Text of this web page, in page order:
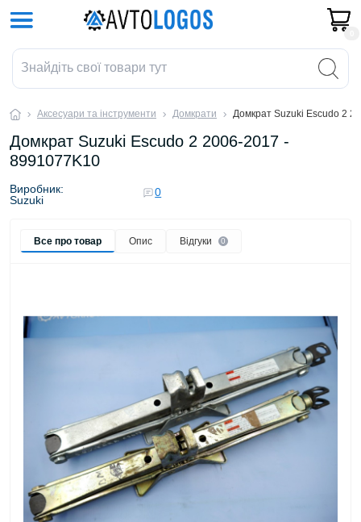
Аксесуари та інструменти Домкрати Домкрат Suzuki Escudo 2
Домкрат Suzuki Escudo 2 2006-2017 -
8991077K10
Виробник:
Suzuki
0
Все про товар Опис Відгуки 0